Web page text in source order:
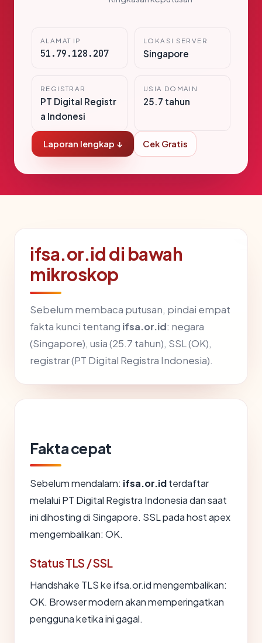
ALAMAT IP
51.79.128.207
LOKASI SERVER
Singapore
REGISTRAR
PT Digital Registr
a Indonesi
USIA DOMAIN
25.7 tahun
Laporan lengkap ↓ Cek Gratis
ifsa.or.id di bawah
mikroskop
Sebelum membaca putusan, pindai empat
fakta kunci tentang ifsa.or.id: negara
(Singapore), usia (25.7 tahun), SSL (OK),
registrar (PT Digital Registra Indonesia).
Fakta cepat
Sebelum mendalam: ifsa.or.idterdaftar
melalui PT Digital Registra Indonesia dan saat
ini dihosting di Singapore. SSL pada host apex
mengembalikan: OK.
Status TLS / SSL
Handshake TLS ke ifsa.or.id mengembalikan:
OK. Browser modern akan memperingatkan
pengguna ketika ini gagal.